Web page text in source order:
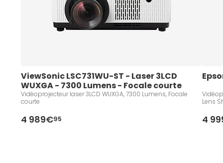
ViewSonic LSC731WU-ST - Laser 3LCD
WUXGA - 7300 Lumens - Focale courte
Vidéoprojecteur laser 3LCD WUXGA, 7300 Lumens, Focale
courte
4 989€95 4